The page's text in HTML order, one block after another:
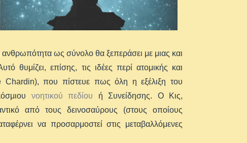
ως σύνολο θα ξεπεράσει με μιας και
θυμίζει, επίσης, τις ιδέες περί ατομικής και
Chardin), που πίστευε πως όλη η εξέλιξη του
νοητικού πεδίου ή Συνείδησης. Ο Kις,
από τους δεινοσαύρους (στους οποίους
να προσαρμοστεί στις μεταβαλλόμενες